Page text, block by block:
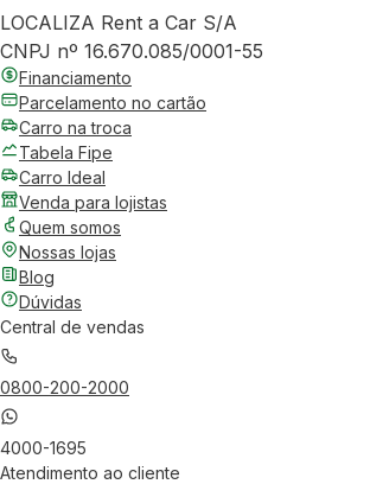
LOCALIZA Rent a Car S/A
CNPJ nº 16.670.085/0001-55
Financiamento
Parcelamento no cartão
Carro na troca
Tabela Fipe
Carro Ideal
Venda para lojistas
Quem somos
Nossas lojas
Blog
Dúvidas
Central de vendas
0800-200-2000
4000-1695
Atendimento ao cliente